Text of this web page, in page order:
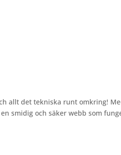
allt det tekniska runt omkring!
smidig och säker webb som